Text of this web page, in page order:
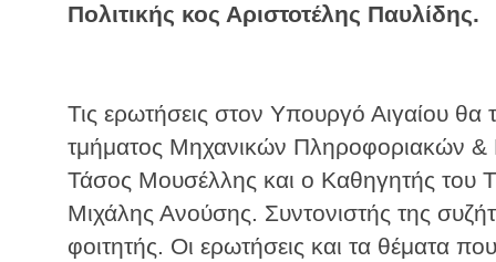
Πολιτικής κος Αριστοτέλης Παυλίδης.
Τις ερωτήσεις στον Υπουργό Αιγαίου θα
τμήματος Μηχανικών Πληροφοριακών &
Τάσος Μουσέλλης και ο Καθηγητής του
Μιχάλης Ανούσης. Συντονιστής της
φοιτητής. Οι ερωτήσεις και τα θέματα